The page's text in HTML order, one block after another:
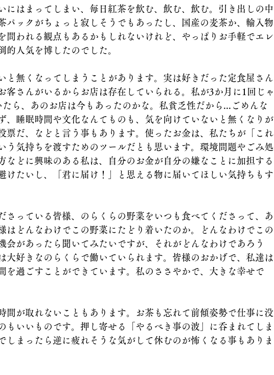
にはまってしまい、毎日紅茶を飲む、飲む、飲む。引き出しの中
パックがちょっと寂しそうでもあったし、国産の麦茶か、輸入物
問われる観点もあるかもしれないけれど、やっぱりお手軽でエレ
的人気を博したのでした。
と無くなってしまうことがあります。実は好きだった定食屋さん
客さんがいるからお店は存在していられる。私が3か月に1回じゃ
ら、あのお店は今もあったのかな。私貧乏性だから...ごめんな
、睡眠時間や文化なんてものも、気を向けていないと無くなりが
票だ、などと言う事もあります。使ったお金は、私たちが「これ
う気持ちを渡すためのツールだとも思います。環境問題やごみ処
などに興味のある私は、自分のお金が自分の嫌なことに加担する
けたいし、「君に届け！」と思える物に届いてほしい気持ちもす
さっている皆様、のらくらの野菜をいつも食べてくださって、あ
はどんなわけでこの野菜にたどり着いたのか。どんなわけでこの
会があったら聞いてみたいですが、それがどんなわけであろう
大好きなのらくらで働いていられます。皆様のおかげで、私達は
を過ごすことができています。私のささやかで、大きな幸せで
間が取れないこともあります。お茶も忘れて前傾姿勢で仕事に没
もいいものです。押し寄せる「やるべき事の波」に呑まれてしま
しまったら逆に疲れそうな気がして休むのが怖くなる事もありま